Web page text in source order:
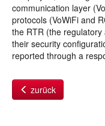
communication layer
protocols (VoWiFi and
the RTR (the
their security
reported through a
zurück